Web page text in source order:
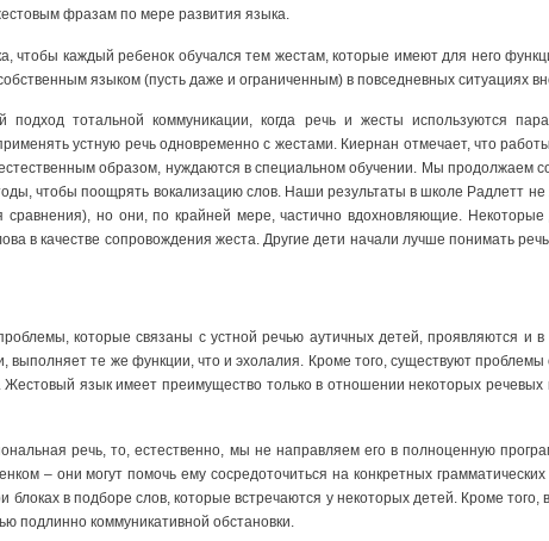
фразам по мере развития языка.
чтобы каждый ребенок обучался тем жестам, которые имеют для него
языком (пусть даже и ограниченным) в повседневных ситуациях
подход тотальной коммуникации, когда речь и жесты используются
устную речь одновременно с жестами. Киернан отмечает, что
образом, нуждаются в специальном обучении. Мы продолжаем
чтобы поощрять вокализацию слов. Наши результаты в школе Радлетт не
сравнения), но они, по крайней мере, частично вдохновляющие.
в качестве сопровождения жеста. Другие дети начали лучше понимать
которые связаны с устной речью аутичных детей, проявляются и в
выполняет те же функции, что и эхолалия. Кроме того, существуют
язык имеет преимущество только в отношении некоторых
речь, то, естественно, мы не направляем его в полноценную
– они могут помочь ему сосредоточиться на конкретных
в подборе слов, которые встречаются у некоторых детей. Кроме
подлинно коммуникативной обстановки.